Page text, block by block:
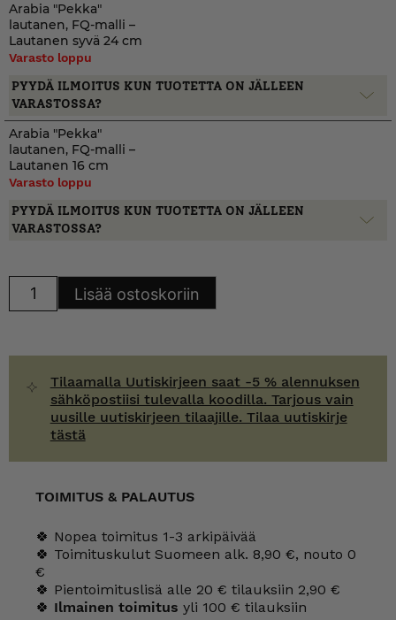
Arabia "Pekka"
lautanen, FQ-malli –
Lautanen syvä 24 cm
Varasto loppu
PYYDÄ ILMOITUS KUN TUOTETTA ON JÄLLEEN
VARASTOSSA?
Arabia "Pekka"
lautanen, FQ-malli –
Lautanen 16 cm
Varasto loppu
PYYDÄ ILMOITUS KUN TUOTETTA ON JÄLLEEN
VARASTOSSA?
"Pekka"
Lisää ostoskoriin
Tilaamalla Uutiskirjeen saat -5 % alennuksen
sähköpostiisi tulevalla koodilla. Tarjous vain
uusille uutiskirjeen tilaajille. Tilaa uutiskirje
tästä
TOIMITUS & PALAUTUS
🍀 Nopea toimitus 1-3 arkipäivää
🍀 Toimituskulut Suomeen alk. 8,90 €, nouto 0
€
🍀 Pientoimituslisä alle 20 € tilauksiin 2,90 €
🍀 Ilmainen toimitus yli 100 € tilauksiin